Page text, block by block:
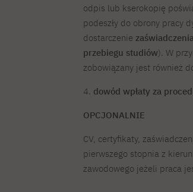
odpis lub kserokopię
podeszły do obrony pracy
dostarczenie
przebiegu studiów). W
zobowiązany jest również
4. dowód wpłaty za
OPCJONALNIE
CV, certyfikaty,
pierwszego stopnia z
zawodowego jeżeli praca